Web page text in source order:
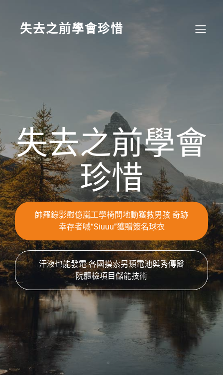
content
失去之前學會珍惜
失去之前學會
珍惜
帥羅錄影慰億嵐工學椅問地動獲救男孩 奇跡
幸存者喊“Siuuu”獲贈簽名球衣
汗液也能發電 各國摸索另類電池與秀傳醫
院體檢項目儲能技術